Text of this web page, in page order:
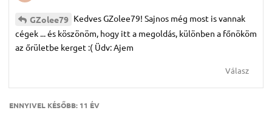
GZolee79 Kedves GZolee79! Sajnos még most is vannak
cégek ... és köszönöm, hogy itt a megoldás, különben a főnököm
az őrületbe kerget :( Üdv: Ajem
Válasz
ENNYIVEL KÉSŐBB: 11 ÉV